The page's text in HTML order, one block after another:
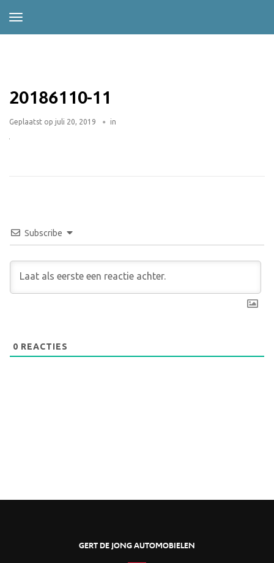
20186110-11
Geplaatst op juli 20, 2019 in
Subscribe
0 REACTIES
GERT DE JONG AUTOMOBIELEN